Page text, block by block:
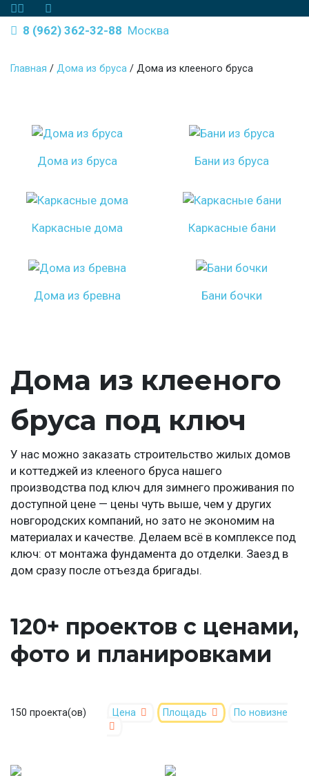
8 (962) 362-32-88 Москва
Главная / Дома из бруса / Дома из клееного бруса
Дома из бруса Бани из бруса
Каркасные дома Каркасные бани
Дома из бревна Бани бочки
Дома из клееного
бруса под ключ
У нас можно заказать строительство жилых домов
и коттеджей из клееного бруса нашего
производства под ключ для зимнего проживания по
доступной цене — цены чуть выше, чем у других
новгородских компаний, но зато не экономим на
материалах и качестве. Делаем всё в комплексе под
ключ: от монтажа фундамента до отделки. Заезд в
дом сразу после отъезда бригады.
120+ проектов с ценами,
фото и планировками
150 проекта(ов) Цена Площадь По новизне